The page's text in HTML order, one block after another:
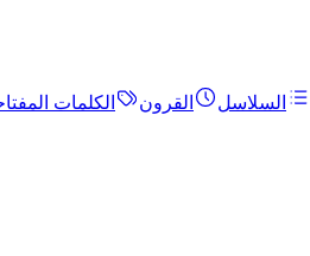
السلاسل القرون الكلمات